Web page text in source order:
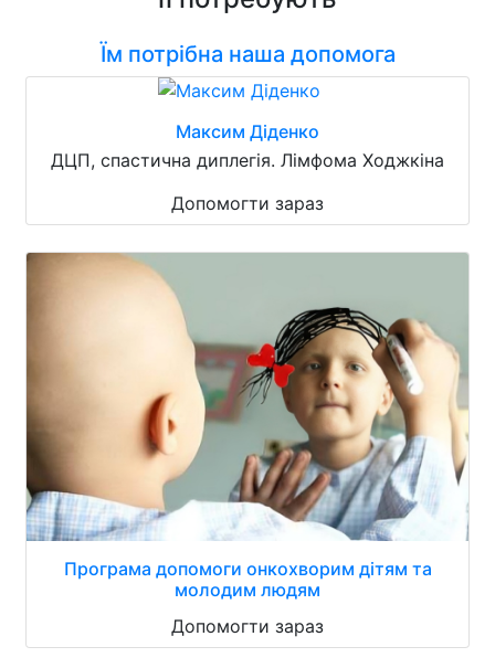
Їм потрібна наша допомога
Максим Діденко
ДЦП, спастична диплегія. Лімфома Ходжкіна
Допомогти зараз
Програма допомоги онкохворим дітям та
молодим людям
Допомогти зараз